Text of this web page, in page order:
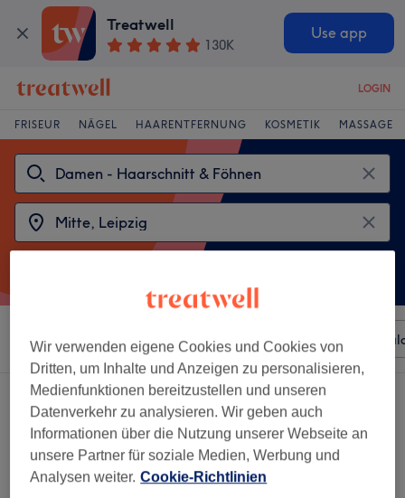
Treatwell
130K
Use app
LOGIN
FRISEUR NÄGEL HAARENTFERNUNG KOSMETIK MASSAGE
Sortieren nach Beliebiger Preis Besonderheiten
2 Salons die anbieten:
damen - haarschnitt & föhnen in der Nähe von Mitte, Leipzig
Wir verwenden eigene Cookies und Cookies von
Dritten, um Inhalte und Anzeigen zu personalisieren,
Medienfunktionen bereitzustellen und unseren
Datenverkehr zu analysieren. Wir geben auch
Informationen über die Nutzung unserer Webseite an
unsere Partner für soziale Medien, Werbung und
Analysen weiter. Cookie-Richtlinien